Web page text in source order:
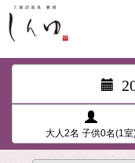
大人2名 子供0名(1室